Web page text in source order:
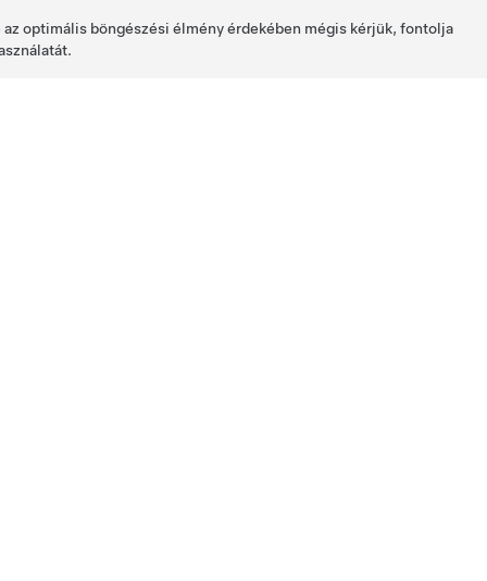
optimális böngészési élmény érdekében mégis kérjük, fontolja